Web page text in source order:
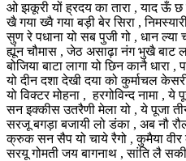
ओ झकूरी यों ह्रदय का तारा , याद ऊँ
खै गया ख्वै गया बड़ी बेर सिरा ,
सुण रे पधाना यो सब पुजी गो , धान ल्या
ह्यूंन चौमास , जेठ असाढ़ा नंग भुखै बाट
बोजिया बाटा लागा यो छिन कानै धारा ,
यो दीन दशा देखी दया को कुर्माचल
यो विक्टर मोहना , हरगोविन्द नामा , ये
सन इक्कीस उतरैणी मेला यो , ये पूजा तीन
सरजू बगड़ा बजायी लो डंका , अब नौ
क्रुक सन सैप यो चाये रैगो , कुमैया वीर
सरयू गोमती जय बागनाथ , सांति लै